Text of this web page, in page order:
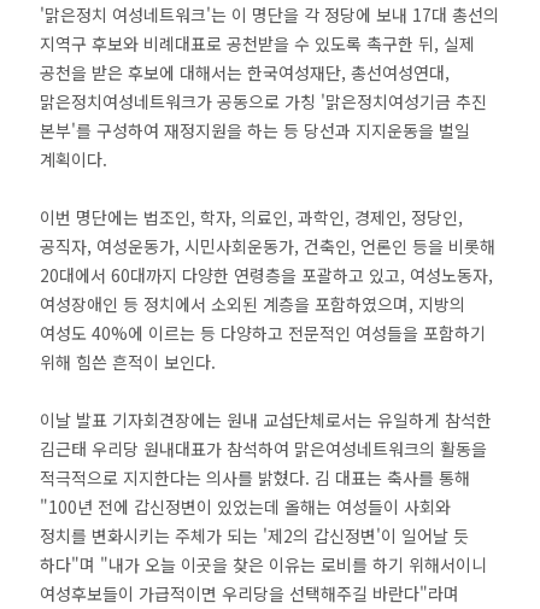
'맑은정치 여성네트워크'는 이 명단을 각 정당에 보내 17대 총선의
지역구 후보와 비례대표로 공천받을 수 있도록 촉구한 뒤, 실제
공천을 받은 후보에 대해서는 한국여성재단, 총선여성연대,
맑은정치여성네트워크가 공동으로 가칭 '맑은정치여성기금 추진
본부'를 구성하여 재정지원을 하는 등 당선과 지지운동을 벌일
계획이다.
이번 명단에는 법조인, 학자, 의료인, 과학인, 경제인, 정당인,
공직자, 여성운동가, 시민사회운동가, 건축인, 언론인 등을 비롯해
20대에서 60대까지 다양한 연령층을 포괄하고 있고, 여성노동자,
여성장애인 등 정치에서 소외된 계층을 포함하였으며, 지방의
여성도 40%에 이르는 등 다양하고 전문적인 여성들을 포함하기
위해 힘쓴 흔적이 보인다.
이날 발표 기자회견장에는 원내 교섭단체로서는 유일하게 참석한
김근태 우리당 원내대표가 참석하여 맑은여성네트워크의 활동을
적극적으로 지지한다는 의사를 밝혔다. 김 대표는 축사를 통해
"100년 전에 갑신정변이 있었는데 올해는 여성들이 사회와
정치를 변화시키는 주체가 되는 '제2의 갑신정변'이 일어날 듯
하다"며 "내가 오늘 이곳을 찾은 이유는 로비를 하기 위해서이니
여성후보들이 가급적이면 우리당을 선택해주길 바란다"라며